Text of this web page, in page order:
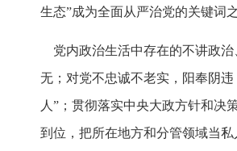
生态”成为全面从严治党的关键词之
党内政治生活中存在的不讲政治
无；对党不忠诚不老实，阳奉阴违
人”；贯彻落实中央大政方针和决
到位，把所在地方和分管领域当